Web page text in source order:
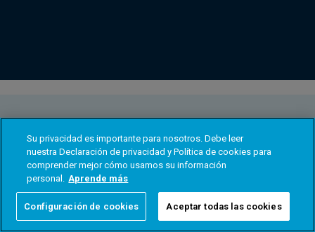
Su privacidad es importante para nosotros. Debe leer
nuestra Declaración de privacidad y Política de cookies para
comprender mejor cómo usamos su información
personal. Aprende más
Configuración de cookies Aceptar todas las cookies